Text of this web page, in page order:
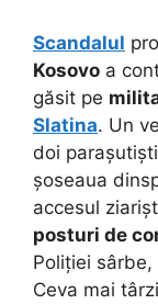
Scandalul
Kosovo a
găsit pe
Slatina. Un
doi
șoseaua
accesul
posturi de
Poliției
Ceva mai